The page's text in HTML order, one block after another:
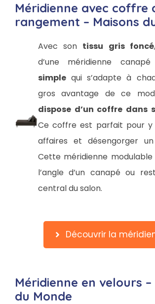
Méridienne avec coffre
rangement – Maisons
Avec son tissu gris foncé
d’une méridienne
simplequi s’adapte à
gros avantage de ce
dispose d’un coffre dans
Ce coffre est parfait pour y
affaires et désengorger
Cette méridienne
l’angle d’un canapé ou
central du salon.
Découvrir la
Méridienne en velours –
du Monde